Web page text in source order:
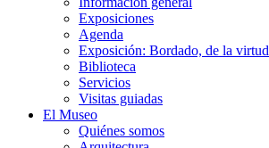
Exposiciones
Agenda
Exposición: Bordado, de la virtud
Biblioteca
Servicios
Visitas guiadas
El Museo
Quiénes somos